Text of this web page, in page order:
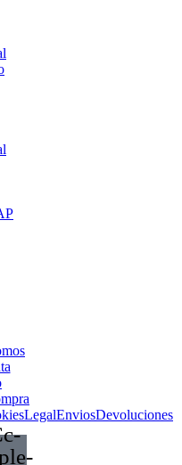
LegalEnviosDevoluciones